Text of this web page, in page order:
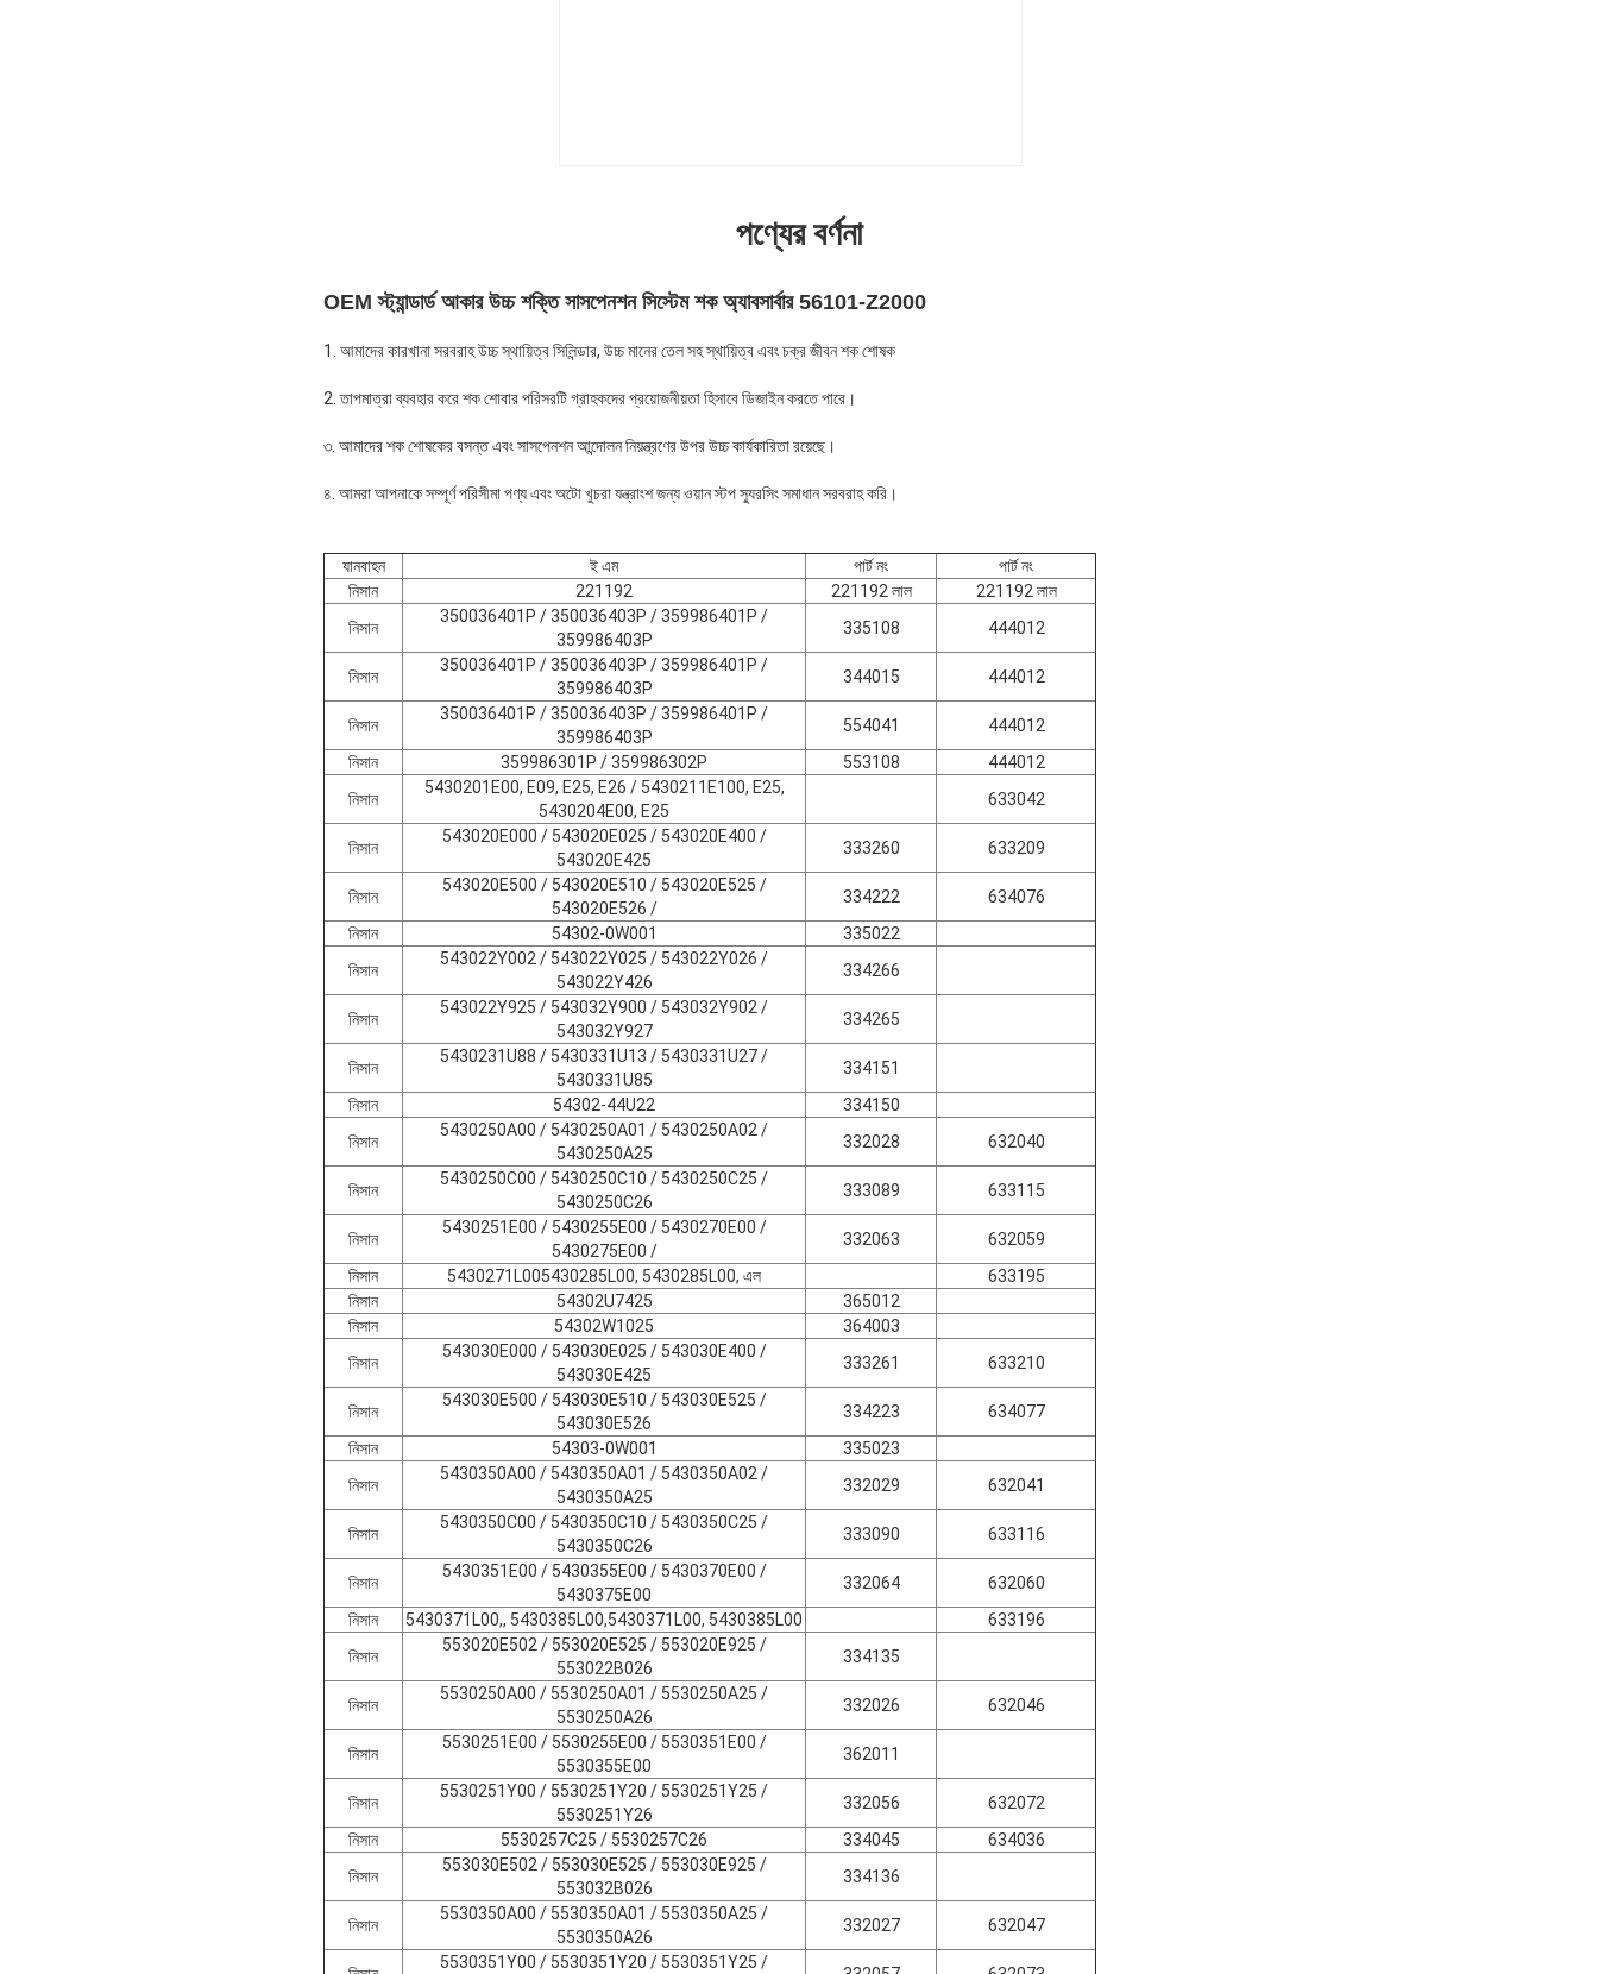
পণ্যের বর্ণনা
OEM স্ট্যান্ডার্ড আকার উচ্চ শক্তি সাসপেনশন সিস্টেম শক অ্যাবসার্বার 56101-Z2000
1. আমাদের কারখানা সরবরাহ উচ্চ স্থায়িত্ব সিলিন্ডার, উচ্চ মানের তেল সহ স্থায়িত্ব এবং চক্র জীবন শক শোষক
2. তাপমাত্রা ব্যবহার করে শক শোবার পরিসরটি গ্রাহকদের প্রয়োজনীয়তা হিসাবে ডিজাইন করতে পারে।
৩. আমাদের শক শোষকের বসন্ত এবং সাসপেনশন আন্দোলন নিয়ন্ত্রণের উপর উচ্চ কার্যকারিতা রয়েছে।
৪. আমরা আপনাকে সম্পূর্ণ পরিসীমা পণ্য এবং অটো খুচরা যন্ত্রাংশ জন্য ওয়ান স্টপ স্যুরসিং সমাধান সরবরাহ করি।
যানবাহন ই এম পার্ট নং
পার্ট নং
নিসান
221192 221192 লাল
221192 লাল
নিসান
350036401P / 350036403P / 359986401P /
359986403P
335108 444012
নিসান
350036401P / 350036403P / 359986401P /
359986403P
344015 444012
নিসান
350036401P / 350036403P / 359986401P /
359986403P
554041
444012
নিসান
359986301P / 359986302P 553108
444012
নিসান
5430201E00, E09, E25, E26 / 5430211E100, E25,
5430204E00, E25
633042
নিসান
543020E000 / 543020E025 / 543020E400 /
543020E425
333260 633209
নিসান
543020E500 / 543020E510 / 543020E525 /
543020E526 /
334222
634076
নিসান
54302-0W001
335022
নিসান
543022Y002 / 543022Y025 / 543022Y026 /
543022Y426
334266
নিসান
543022Y925 / 543032Y900 / 543032Y902 /
543032Y927
334265
নিসান
5430231U88 / 5430331U13 / 5430331U27 /
5430331U85
334151
নিসান
54302-44U22
334150
নিসান
5430250A00 / 5430250A01 / 5430250A02 /
5430250A25
332028 632040
নিসান
5430250C00 / 5430250C10 / 5430250C25 /
5430250C26
333089 633115
নিসান
5430251E00 / 5430255E00 / 5430270E00 /
5430275E00 /
332063
632059
নিসান
5430271L005430285L00, 5430285L00, এল
633195
নিসান
54302U7425
365012
নিসান
54302W1025
364003
নিসান
543030E000 / 543030E025 / 543030E400 /
543030E425
333261 633210
নিসান
543030E500 / 543030E510 / 543030E525 /
543030E526
334223
634077
নিসান
54303-0W001
335023
নিসান
5430350A00 / 5430350A01 / 5430350A02 /
5430350A25
332029 632041
নিসান
5430350C00 / 5430350C10 / 5430350C25 /
5430350C26
333090 633116
নিসান
5430351E00 / 5430355E00 / 5430370E00 /
5430375E00
332064
632060
নিসান
5430371L00,, 5430385L00,5430371L00, 5430385L00
633196
নিসান
553020E502 / 553020E525 / 553020E925 /
553022B026
334135
নিসান
5530250A00 / 5530250A01 / 5530250A25 /
5530250A26
332026 632046
নিসান
5530251E00 / 5530255E00 / 5530351E00 /
5530355E00
362011
নিসান
5530251Y00 / 5530251Y20 / 5530251Y25 /
5530251Y26
332056
632072
নিসান
5530257C25 / 5530257C26 334045
634036
নিসান
553030E502 / 553030E525 / 553030E925 /
553032B026
334136
নিসান
5530350A00 / 5530350A01 / 5530350A25 /
5530350A26
332027 632047
5530351Y00 / 5530351Y20 / 5530351Y25 /